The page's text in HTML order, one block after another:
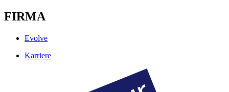
FIRMA
Evolve
Karriere